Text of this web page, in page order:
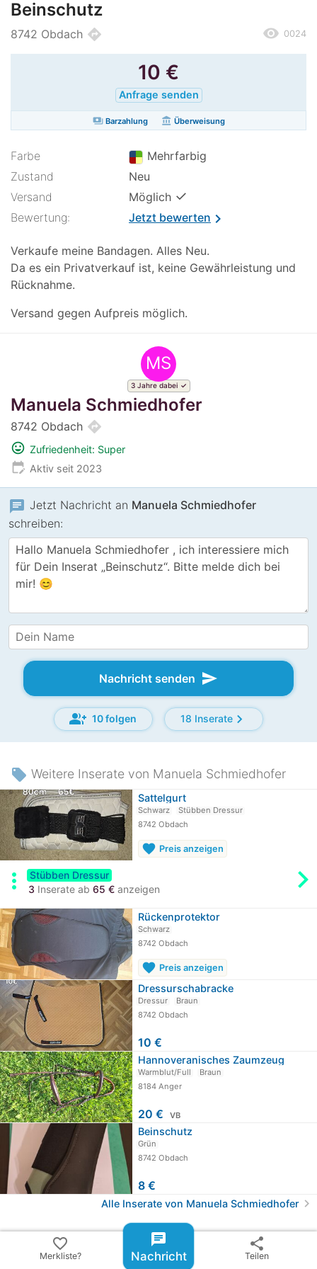
Beinschutz
8742 Obdach directions remove_red_eye 0024
10 €
Anfrage senden
paymentsBarzahlung account_balance Überweisung
Farbe
Mehrfarbig
Zustand
Neu
Versand
Möglich ✓
Bewertung: Jetzt bewertenchevron_right
Verkaufe meine Bandagen. Alles Neu.
Da es ein Privatverkauf ist, keine Gewährleistung und
Rücknahme.
Versand gegen Aufpreis möglich.
MS
3 Jahre dabei
Manuela Schmiedhofer
8742 Obdach directions
mood Zufriedenheit: Super
edit_calendar Aktiv seit 2023
chat Jetzt Nachricht an Manuela Schmiedhofer
schreiben:
Nachricht senden send
group_add 10 folgen 18 Inseratechevron_right
local_offer Weitere Inserate von Manuela Schmiedhofer
Sattelgurt
Schwarz
Stübben Dressur
8742 Obdach
favorite Preis anzeigen
more_vert
Stübben Dressur
3 Inserate ab 65 € anzeigen
Rückenprotektor
Schwarz
8742 Obdach
favorite Preis anzeigen
Dressurschabracke
Dressur
Braun
8742 Obdach
10 €
Hannoveranisches Zaumzeug
Warmblut/Full
Braun
8184 Anger
20 € VB
Beinschutz
Grün
8742 Obdach
8 €
Alle Inserate von Manuela Schmiedhofer chevron_right
Inserat teilen
favorite_border
Merkliste?
chat
Nachricht
share
Teilen